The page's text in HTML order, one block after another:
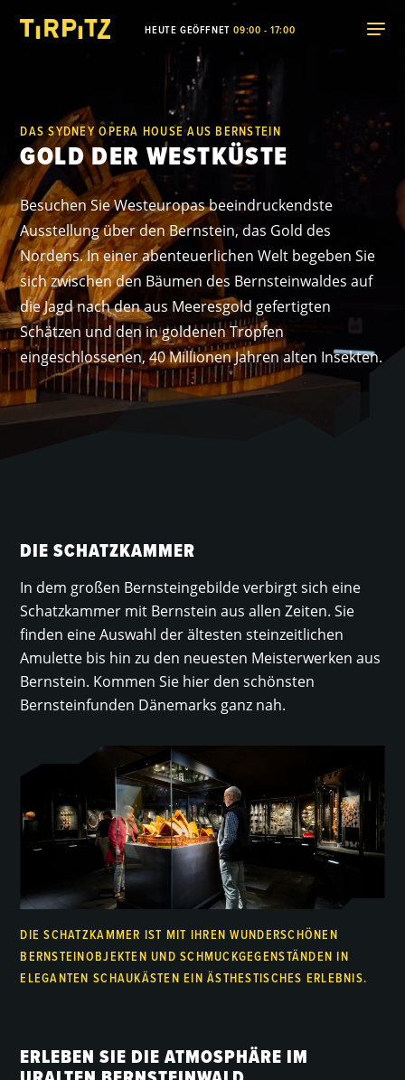
HEUTE GEÖFFNET09:00 - 17:00
DAS SYDNEY OPERA HOUSE AUS BERNSTEIN
GOLD DER WESTKÜSTE
Besuchen Sie Westeuropas beeindruckendste
Ausstellung über den Bernstein, das Gold des
Nordens. In einer abenteuerlichen Welt begeben Sie
sich zwischen den Bäumen des Bernsteinwaldes auf
die Jagd nach den aus Meeresgold gefertigten
Schätzen und den in goldenen Tropfen
eingeschlossenen, 40 Millionen Jahren alten Insekten.
DIE SCHATZKAMMER
In dem großen Bernsteingebilde verbirgt sich eine
Schatzkammer mit Bernstein aus allen Zeiten. Sie
finden eine Auswahl der ältesten steinzeitlichen
Amulette bis hin zu den neuesten Meisterwerken aus
Bernstein. Kommen Sie hier den schönsten
Bernsteinfunden Dänemarks ganz nah.
DIE SCHATZKAMMER IST MIT IHREN WUNDERSCHÖNEN
BERNSTEINOBJEKTEN UND SCHMUCKGEGENSTÄNDEN IN
ELEGANTEN SCHAUKÄSTEN EIN ÄSTHESTISCHES ERLEBNIS.
ERLEBEN SIE DIE ATMOSPHÄRE IM